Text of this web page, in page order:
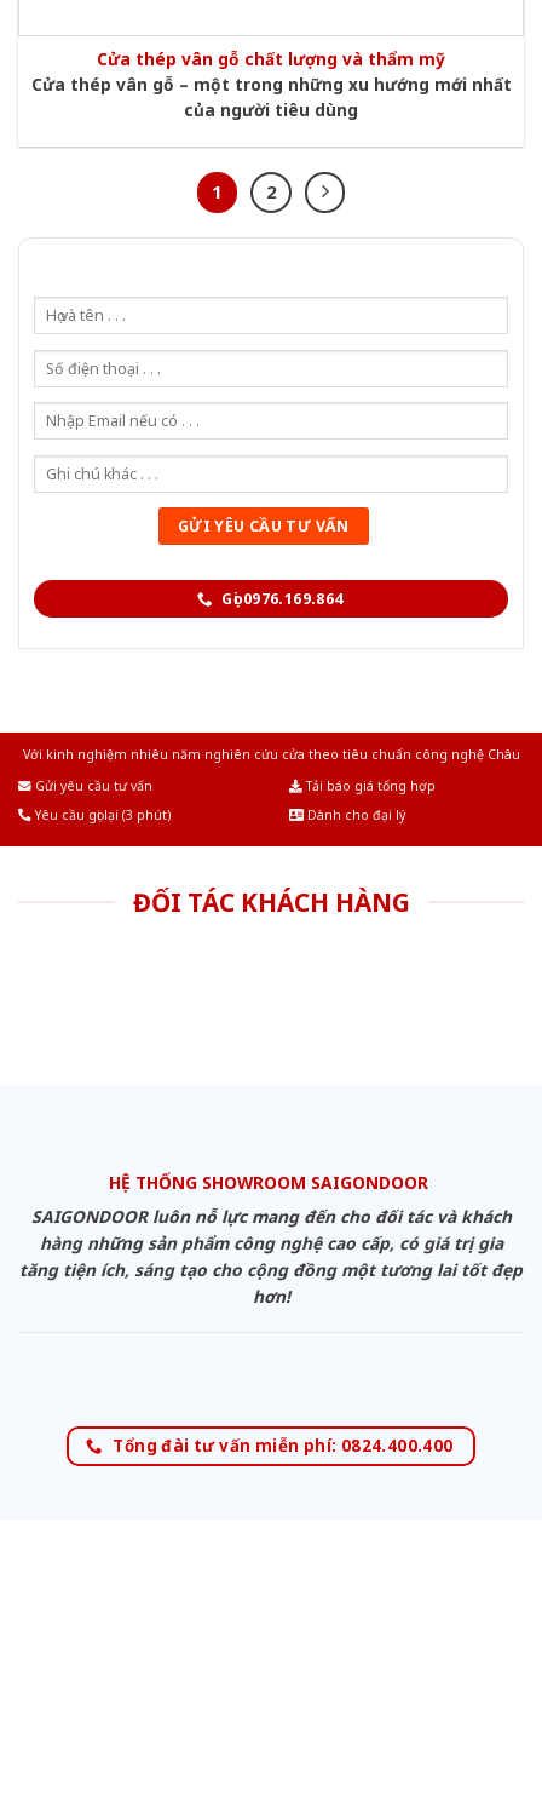
Cửa thép vân gỗ chất lượng và thẩm mỹ
Cửa thép vân gỗ – một trong những xu hướng mới nhất
của người tiêu dùng
1 2
Gọi 0976.169.864
Với kinh nghiệm nhiêu năm nghiên cứu cửa theo tiêu chuẩn công nghệ Châu
Gửi yêu cầu tư vấn
Tải báo giá tổng hợp
Yêu cầu gọi lại (3 phút)
Dành cho đại lý
ĐỐI TÁC KHÁCH HÀNG
HỆ THỐNG SHOWROOM SAIGONDOOR
SAIGONDOOR luôn nỗ lực mang đến cho đối tác và khách
hàng những sản phẩm công nghệ cao cấp, có giá trị gia
tăng tiện ích, sáng tạo cho cộng đồng một tương lai tốt đẹp
hơn!
Tổng đài tư vấn miễn phí: 0824.400.400